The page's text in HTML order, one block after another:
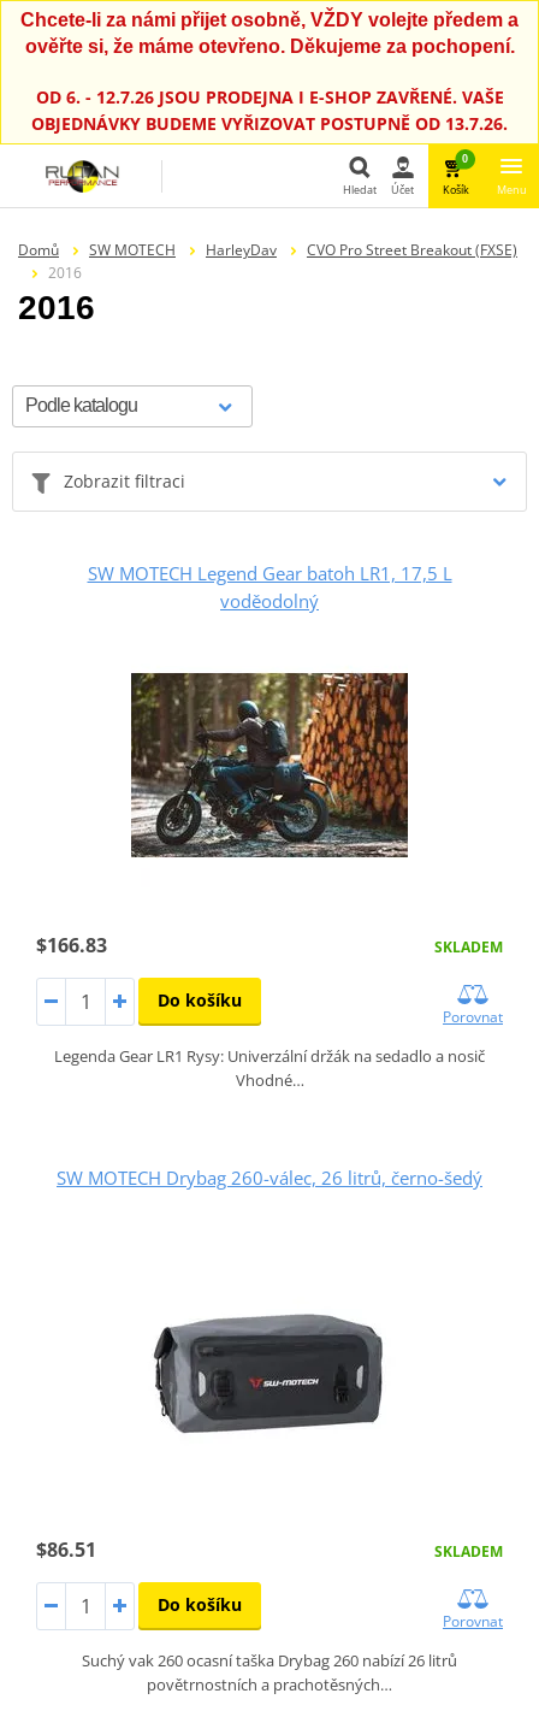
Chcete-li za námi přijet osobně, VŽDY volejte předem a
ověřte si, že máme otevřeno. Děkujeme za pochopení.
OD 6. - 12.7.26 JSOU PRODEJNA I E-SHOP ZAVŘENÉ. VAŠE
OBJEDNÁVKY BUDEME VYŘIZOVAT POSTUPNĚ OD 13.7.26.
Hledat
Hledat Účet
0
Košík Menu
Domů SW MOTECH HarleyDav
CVO Pro Street Breakout (FXSE)
2016
2016
Zobrazit filtraci
SW MOTECH Legend Gear batoh LR1, 17,5 L
voděodolný
$166.83 SKLADEM
Do košíku
Porovnat
Legenda Gear LR1 Rysy: Univerzální držák na sedadlo a nosič
Vhodné…
SW MOTECH Drybag 260-válec, 26 litrů, černo-šedý
$86.51 SKLADEM
Do košíku
Porovnat
Suchý vak 260 ocasní taška Drybag 260 nabízí 26 litrů
povětrnostních a prachotěsných…